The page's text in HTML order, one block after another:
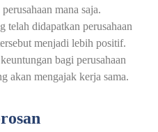
mana saja.
didapatkan perusahaan
menjadi lebih positif.
bagi perusahaan
akan mengajak kerja sama.